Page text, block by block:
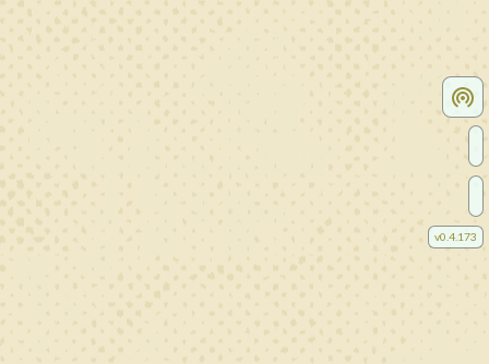
v0.4.173